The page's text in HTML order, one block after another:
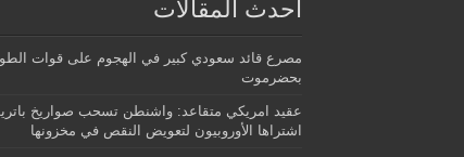
أحدث المقالات
مصرع قائد سعودي كبير في الهجوم على قوات
بحضرموت
عقيد امريكي متقاعد: واشنطن تسحب صواريخ
اشتراها الأوروبيون لتعويض النقص في مخزونها